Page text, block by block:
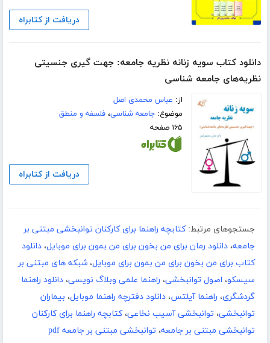
دریافت از کتابراه
دانلود کتاب سویه زنانه نظریه جامعه: جهت گیری جنسیتی
نظریه‌های جامعه شناسی
از: عباس محمدی اصل
موضوع:جامعه شناسی،فلسفه و منطق
۱۶۵ صفحه
دریافت از کتابراه
جستجوهای مرتبط: کتابچه راهنما برای کارکنان توانبخشی مبتنی بر
جامعه، دانلود رمان برای من بخون برای من بمون برای موبایل، دانلود
کتاب برای من بخون برای من بمون برای موبایل، شبکه های مبتنی بر
سیسکو، اصول توانبخشی، راهنما علمی وبلاگ نویسی، دانلود راهنما
گردشگری، راهنما آیلتس، دانلود دفترچه راهنما موبایل، بیماران
توانبخشی، توانبخشی آسیب نخاعی،کتابچه راهنما برای کارکنان
توانبخشی مبتنی بر جامعه، توانبخشی مبتنی بر جامعه pdf